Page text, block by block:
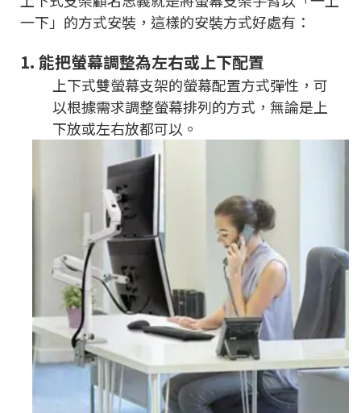
一下」的方式安裝，這樣的安裝方式好處有：
1. 能把螢幕調整為左右或上下配置
上下式雙螢幕支架的螢幕配置方式彈性，可
以根據需求調整螢幕排列的方式，無論是上
下放或左右放都可以。